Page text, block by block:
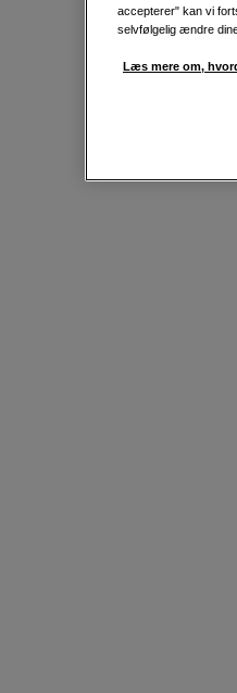
accepterer" kan vi
selvfølgelig ændre
Læs mere om,